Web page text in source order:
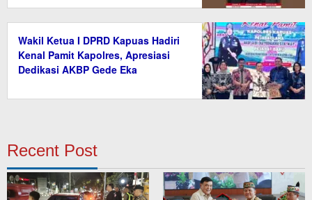
Wakil Ketua I DPRD Kapuas Hadiri
Kenal Pamit Kapolres, Apresiasi
Dedikasi AKBP Gede Eka
Recent Post